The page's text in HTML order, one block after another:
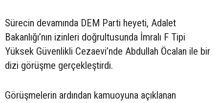
Sürecin devamında DEM Parti heyeti, Adalet
Bakanlığı’nın izinleri doğrultusunda İmralı F Tipi
Yüksek Güvenlikli Cezaevi’nde Abdullah Öcalan ile bir
dizi görüşme gerçekleştirdi.
Görüşmelerin ardından kamuoyuna açıklanan